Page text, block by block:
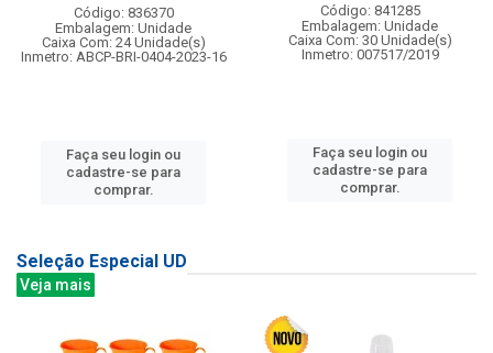
Código: 836370
Embalagem: Unidade
Caixa Com: 24 Unidade(s)
Inmetro: ABCP-BRI-0404-2023-16
Faça seu login ou
cadastre-se para
comprar.
Código: 841285
Embalagem: Unidade
Caixa Com: 30 Unidade(s)
Inmetro: 007517/2019
Faça seu login ou
cadastre-se para
comprar.
Seleção Especial UD
Veja mais